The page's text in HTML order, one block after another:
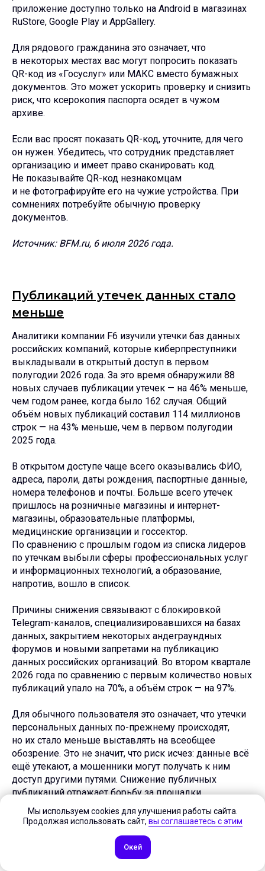
приложение доступно только на Android в магазинах
RuStore, Google Play и AppGallery.
Для рядового гражданина это означает, что
в некоторых местах вас могут попросить показать
QR-код из «Госуслуг» или МАКС вместо бумажных
документов. Это может ускорить проверку и снизить
риск, что ксерокопия паспорта осядет в чужом
архиве.
Если вас просят показать QR-код, уточните, для чего
он нужен. Убедитесь, что сотрудник представляет
организацию и имеет право сканировать код.
Не показывайте QR-код незнакомцам
и не фотографируйте его на чужие устройства. При
сомнениях потребуйте обычную проверку
документов.
Источник: BFM.ru, 6 июля 2026 года.
Публикаций утечек данных стало
меньше
Аналитики компании F6 изучили утечки баз данных
российских компаний, которые киберпреступники
выкладывали в открытый доступ в первом
полугодии 2026 года. За это время обнаружили 88
новых случаев публикации утечек — на 46% меньше,
чем годом ранее, когда было 162 случая. Общий
объём новых публикаций составил 114 миллионов
строк — на 43% меньше, чем в первом полугодии
2025 года.
В открытом доступе чаще всего оказывались ФИО,
адреса, пароли, даты рождения, паспортные данные,
номера телефонов и почты. Больше всего утечек
пришлось на розничные магазины и интернет-
магазины, образовательные платформы,
медицинские организации и госсектор.
По сравнению с прошлым годом из списка лидеров
по утечкам выбыли сферы профессиональных услуг
и информационных технологий, а образование,
напротив, вошло в список.
Причины снижения связывают с блокировкой
Telegram-каналов, специализировавшихся на базах
данных, закрытием некоторых андеграундных
форумов и новыми запретами на публикацию
данных российских организаций. Во втором квартале
2026 года по сравнению с первым количество новых
публикаций упало на 70%, а объём строк — на 97%.
Для обычного пользователя это означает, что утечки
персональных данных по-прежнему происходят,
но их стало меньше выставлять на всеобщее
обозрение. Это не значит, что риск исчез: данные всё
ещё утекают, а мошенники могут получать к ним
доступ другими путями. Снижение публичных
публикаций отражает борьбу за площадки,
а не улучшение защиты данных в самих компаниях.
использовали одинаковые комбинации. Включайте
двухфакторную аутентификацию. Проверяйте свои
Мы используем cookies для улучшения работы сайта.
Продолжая использовать сайт, вы соглашаетесь с этим
Окей